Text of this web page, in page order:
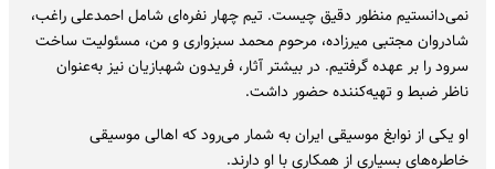
نمی‌دانستیم منظور دقیق چیست. تیم چهار نفره‌ای شامل احمدعلی راغب،
شادروان مجتبی میرزاده، مرحوم محمد سبزواری و من، مسئولیت ساخت
سرود را بر عهده گرفتیم. در بیشتر آثار، فریدون شهبازیان نیز به‌عنوان
ناظر ضبط و تهیه‌کننده حضور داشت.
او یکی از نوابغ موسیقی ایران به شمار می‌رود که اهالی موسیقی
خاطره‌های بسیاری از همکاری با او دارند.